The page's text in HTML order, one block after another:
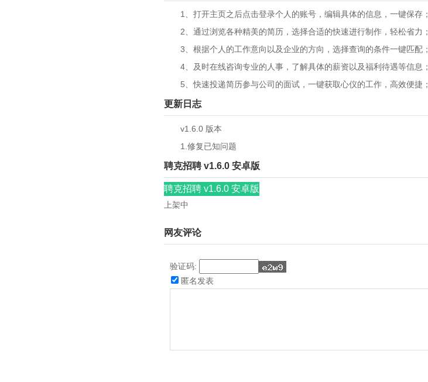
1、打开主页之后点击登录个人的账号，编辑具体的信息，一键保存；
2、通过浏览各种精美的简历，选择合适的快速进行制作，轻松省力；
3、根据个人的工作意向以及企业的方向，选择查询的条件一键匹配；
4、及时在线咨询专业的人事，了解具体的薪资以及福利待遇等信息；
5、快速投递简历参与公司的面试，一键获取心仪的工作，高效便捷；
更新日志
v1.6.0 版本
1.修复已知问题
聘克招聘 v1.6.0 安卓版
聘克招聘 v1.6.0 安卓版
上架中
网友评论
验证码:
匿名发表